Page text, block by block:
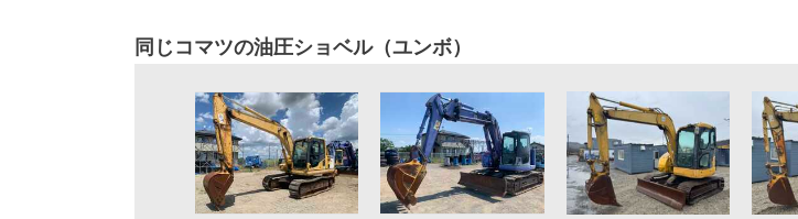
同じコマツの油圧ショベル（ユンボ）